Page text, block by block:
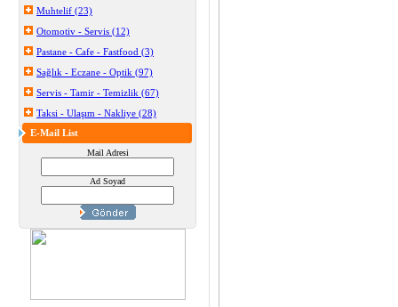
Muhtelif (23)
Otomotiv - Servis (12)
Pastane - Cafe - Fastfood (3)
Sağlık - Eczane - Optik (97)
Servis - Tamir - Temizlik (67)
Taksi - Ulaşım - Nakliye (28)
E-Mail List
Mail Adresi
Ad Soyad